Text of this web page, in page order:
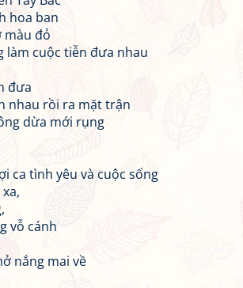
hoa ban
màu đỏ
làm cuộc tiễn đưa nhau
đưa
nhau rồi ra mặt trận
dừa mới rụng
ca tình yêu và cuộc sống
vỗ cánh
nắng mai về